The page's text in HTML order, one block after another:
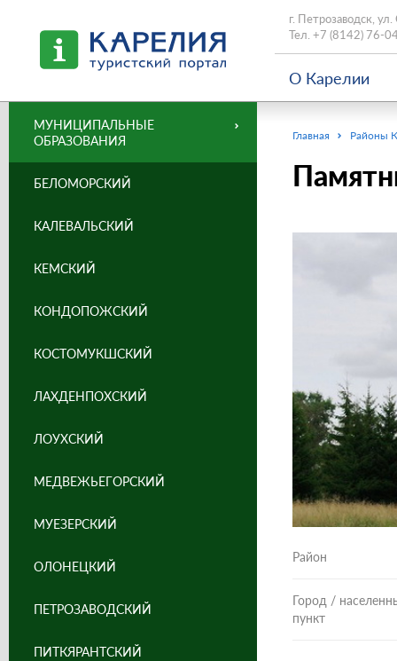
г. Петрозаводск,
Тел. +7 (8142) 76-
О Карелии
Главная Районы
Район
Город /
пункт
МУНИЦИПАЛЬНЫЕ
ОБРАЗОВАНИЯ
БЕЛОМОРСКИЙ
КАЛЕВАЛЬСКИЙ
КЕМСКИЙ
КОНДОПОЖСКИЙ
КОСТОМУКШСКИЙ
ЛАХДЕНПОХСКИЙ
ЛОУХСКИЙ
МЕДВЕЖЬЕГОРСКИЙ
МУЕЗЕРСКИЙ
ОЛОНЕЦКИЙ
ПЕТРОЗАВОДСКИЙ
ПИТКЯРАНТСКИЙ